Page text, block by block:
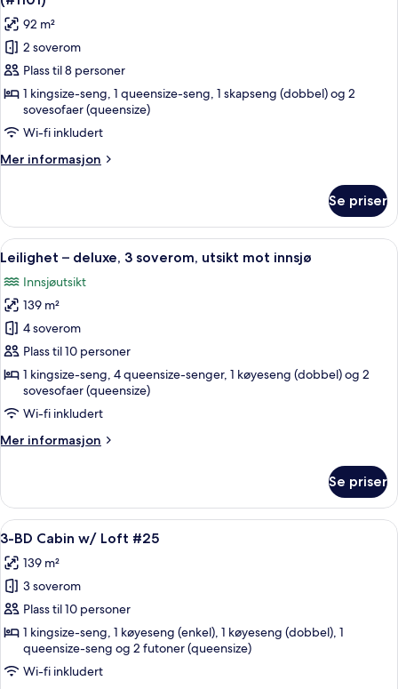
ved
innsjø
bildene
av
Leilighet,
2
soverom,
tilpasset
bevegelseshemmede
(#1101)
92 m²
2 soverom
Plass til 8 personer
1 kingsize-seng, 1 queensize-seng, 1 skapseng (dobbel) og 2
sovesofaer (queensize)
Wi-fi inkludert
Mer informasjon
Mer
2
soverom,
tilpasset
bevegelseshemmede
(#1101)
Se priser
Åpne
alle
bildene
av
Leilighet
–
deluxe,
soverom,
utsikt
mot
Leilighet – deluxe, 3 soverom,
23
Leilighet – deluxe, 3 soverom, utsikt mot innsjø
Innsjøutsikt
139 m²
4 soverom
Plass til 10 personer
1 kingsize-seng, 4 queensize-senger, 1 køyeseng (dobbel) og 2
sovesofaer (queensize)
Wi-fi inkludert
Mer informasjon
Mer
–
deluxe,
3
utsikt
mot
innsjø
Se priser
Åpne
alle
bildene
av
3-
BD
Cabin
w/
3-BD Cabin w/ Loft #25 |
10
3-BD Cabin w/ Loft #25
139 m²
3 soverom
Plass til 10 personer
1 kingsize-seng, 1 køyeseng (enkel), 1 køyeseng (dobbel), 1
queensize-seng og 2 futoner (queensize)
Wi-fi inkludert